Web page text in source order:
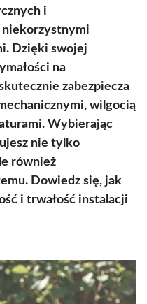
i
Dzięki swojej
na
zabezpiecza
wilgocią
Wybierając
nie tylko
również
Dowiedz się, jak
i trwałość instalacji